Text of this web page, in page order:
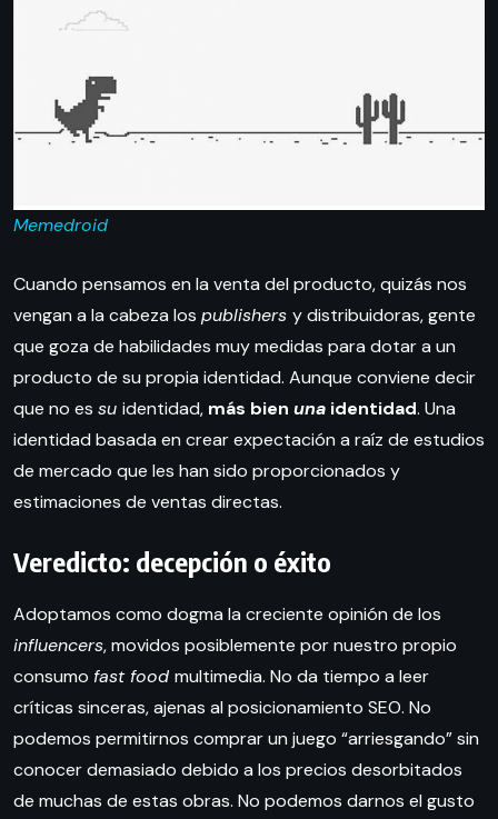
Memedroid
Cuando pensamos en la venta del producto, quizás nos
vengan a la cabeza los publishers y distribuidoras, gente
que goza de habilidades muy medidas para dotar a un
producto de su propia identidad. Aunque conviene decir
que no es su identidad, más bien una identidad. Una
identidad basada en crear expectación a raíz de estudios
de mercado que les han sido proporcionados y
estimaciones de ventas directas.
Veredicto: decepción o éxito
Adoptamos como dogma la creciente opinión de los
influencers, movidos posiblemente por nuestro propio
consumo fast food multimedia. No da tiempo a leer
críticas sinceras, ajenas al posicionamiento SEO. No
podemos permitirnos comprar un juego “arriesgando” sin
conocer demasiado debido a los precios desorbitados
de muchas de estas obras. No podemos darnos el gusto